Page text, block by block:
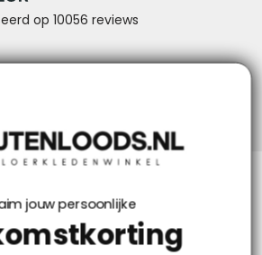
jouw persoonlijke